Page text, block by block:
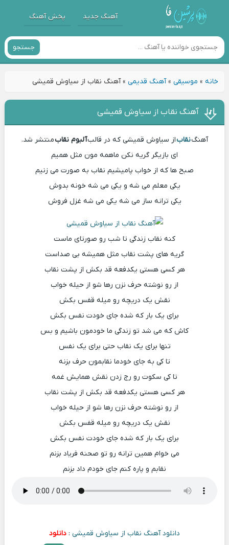
آهنگ جدید پخش آهنگ
جستجو
خانه» موسیقی»آهنگ قدیمی»آهنگ نقاب از سیاوش قمیشی
آهنگ نقاب از سیاوش قمیشی
آهنگنقاباز سیاوش قمیشی که در قالبآلبوم نقابمنتشر شد.
ای بازیگر گریه نکن ماهمه مون مثل همیم
صبح ها که از خواب پامیشیم نقاب به صورت می زنیم
یکی معلم می شه و یکی می شه خونه بدوش
یکی ترانه ساز می شه یکی می شه غزل فروش
کنه نقاب زندگی تا شب رو صورتای ماست
گریه های پشت نقاب مثل همیشه بی صداست
هر کسی هستی یکدفعه قد بکش از پشت نقاب
از رو نوشته حرف نزن رها شو از حیله خواب
نقش یک دریچه رو میله قفس بکش
برای یک بار که شده جای خودت نفس بکش
کاش که می شد تو زندگی ما خودمون باشیم و بس
تنها برای یک نقاب حتی برای یک نفس
تا کی به جای خودما نقابمون حرف بزنه
تا کی سکوت رو رج زدن نقش همایش غمه
هر کسی هستی یکدفعه قد بکش از پشت نقاب
از رو نوشته حرف نزن رها شو از حیله خواب
نقش یک دریچه رو میله قفس بکش
برای یک بار که شده جای خودت نفس بکش
می خوام همین ترانه رو تو صحنه فریاد بزنم
نقابم و پاره کنم جای خودم داد بزنم
دانلود آهنگ نقاب از سیاوش قمیشی : دانلود